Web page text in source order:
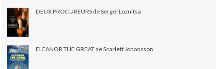
DEUX PROCUREURS de Sergei Loznitsa
ELEANOR THE GREAT de Scarlett Johansson